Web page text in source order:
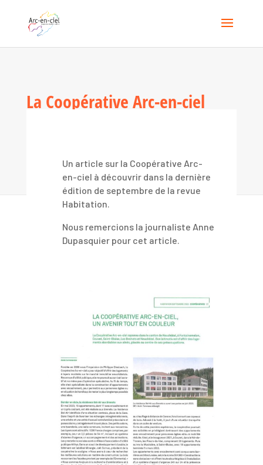
La Coopérative Arc-en-ciel
Un article sur la Coopérative Arc-
en-ciel à découvrir dans la dernière
édition de septembre de la revue
Habitation.
Nous remercions la journaliste Anne
Dupasquier pour cet article.